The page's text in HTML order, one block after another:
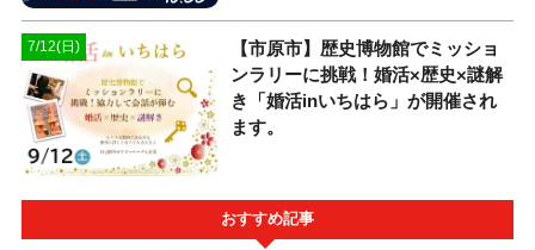
7/12(日)
【市原市】歴史博物館でミッショ
ンラリーに挑戦！婚活×歴史×謎解
き「婚活inいちはら」が開催され
ます。
おすすめ記事